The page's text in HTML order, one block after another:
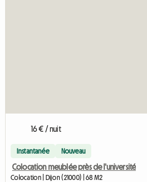
16 € / nuit
Instantanée Nouveau
Colocation meublée près de l'université
Colocation | Dijon (21000) | 68 M2